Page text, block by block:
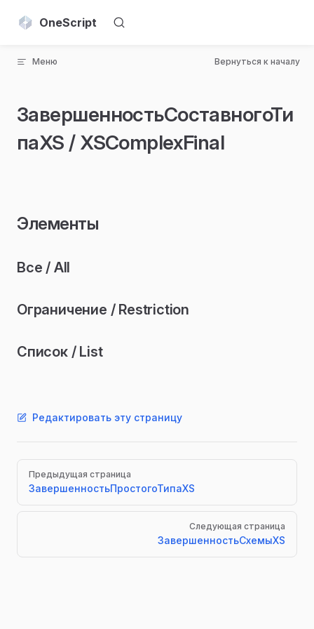
Skip to content
OneScript
Меню Вернуться к началу
ЗавершенностьСоставногоТи
паXS / XSComplexFinal
Элементы
Все / All
Ограничение / Restriction
Список / List
Редактировать эту страницу
Pager
Предыдущая страница
ЗавершенностьПростогоТипаXS
Следующая страница
ЗавершенностьСхемыXS